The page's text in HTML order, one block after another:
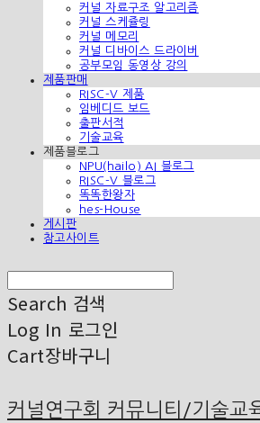
커널 자료구조 알고리즘
커널 스케쥴링
커널 메모리
커널 디바이스 드라이버
공부모임 동영상 강의
제품판매
RISC-V 제품
임베디드 보드
출판서적
기술교육
제품블로그
NPU(hailo) AI 블로그
RISC-V 블로그
똑똑한왕자
hes-House
게시판
참고사이트
Search 검색
Log In 로그인
Cart장바구니
커널연구회 커뮤니티/기술교